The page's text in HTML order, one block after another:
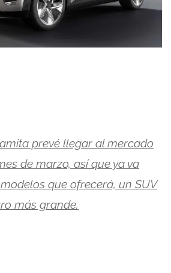
prevé llegar al mercado
de marzo, así que ya va
que ofrecerá, un SUV
más grande.